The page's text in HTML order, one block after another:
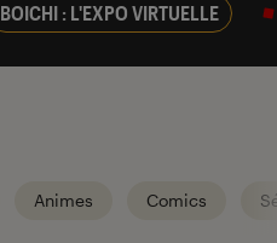
BOICHI : L'EXPO VIRTUELLE
Animes Comics